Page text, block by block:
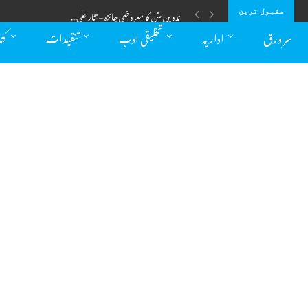
مقبول ترین ترجمہ کا فن :اہمیت اور مسائل – سیدہ...
سر ورق اداریہ تخلیقی ادب تنقیدات